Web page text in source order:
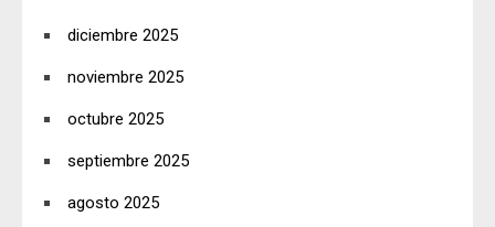
diciembre 2025
noviembre 2025
octubre 2025
septiembre 2025
agosto 2025